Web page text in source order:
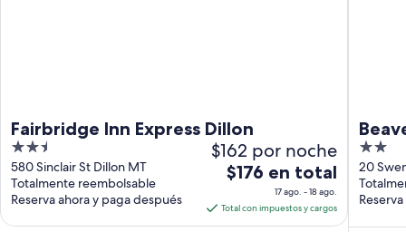
Fairbridge Inn Express Dillon
2.5
out
of
5
580 Sinclair St Dillon MT
Totalmente reembolsable
Reserva ahora y paga después
$162 por noche
El
es
de
$176 en total
17 ago. - 18 ago.
Total con impuestos y cargos
2
out
of
5
20